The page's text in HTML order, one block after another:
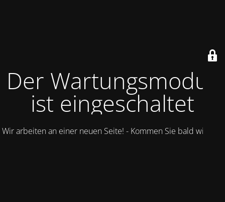
Der Wartungsmodus
ist eingeschaltet
Wir arbeiten an einer neuen Seite! - Kommen Sie bald wieder.